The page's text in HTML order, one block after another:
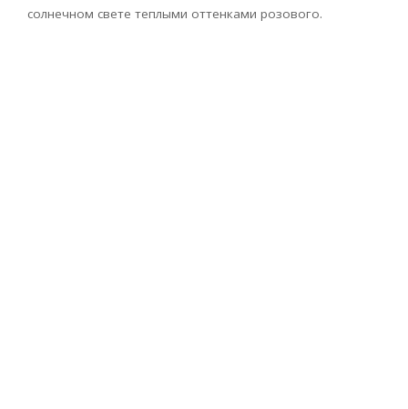
солнечном свете теплыми оттенками розового.